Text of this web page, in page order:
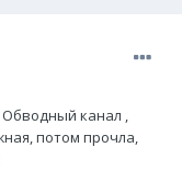
канал ,
потом прочла,